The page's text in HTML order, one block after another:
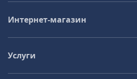
Интернет-магазин
Услуги